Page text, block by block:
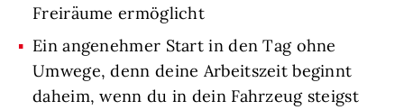
Freiräume ermöglicht
Ein angenehmer Start in den Tag ohne
Umwege, denn deine Arbeitszeit beginnt
daheim, wenn du in dein Fahrzeug steigst